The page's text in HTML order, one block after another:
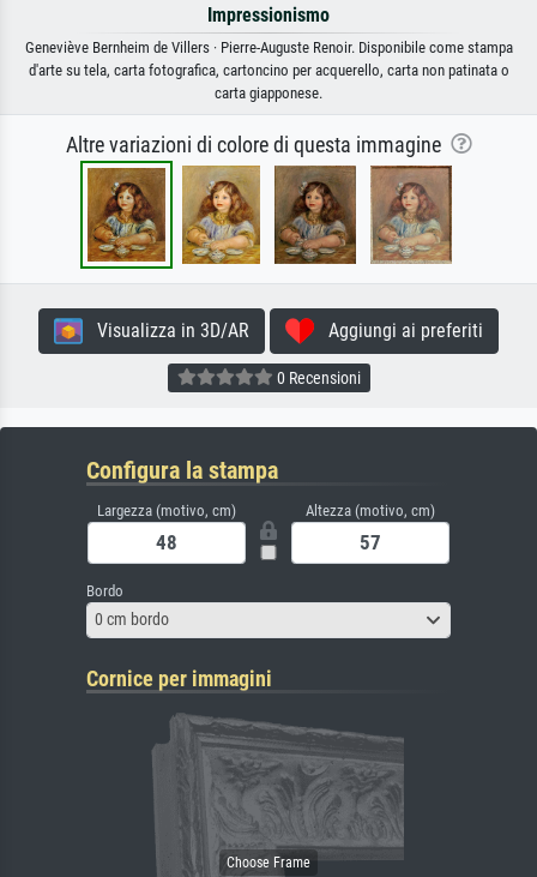
Impressionismo
Geneviève Bernheim de Villers · Pierre-Auguste Renoir. Disponibile come stampa
d'arte su tela, carta fotografica, cartoncino per acquerello, carta non patinata o
carta giapponese.
Altre variazioni di colore di questa immagine
Visualizza in 3D/AR Aggiungi ai preferiti
0 Recensioni
Configura la stampa
Largezza (motivo, cm) Altezza (motivo, cm)
Bordo
0 cm bordo
Cornice per immagini